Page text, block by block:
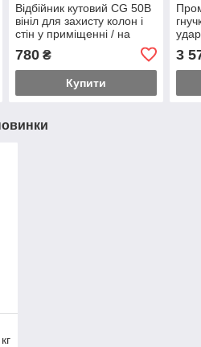
Відбійник кутовий CG 50B
вініл для захисту колон і
стін у приміщенні / на
виробництві, кратно 3 м.п.
780₴
Купити
3